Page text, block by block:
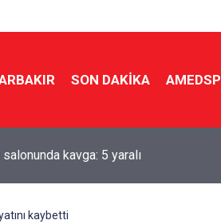
SON DAKIKA
Yanlış kullanım yüz felcine kadar
kaybetti